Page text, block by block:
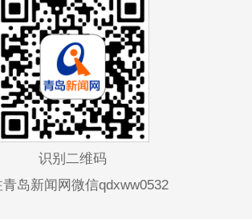
识别二维码
青岛新闻网微信qdxww0532